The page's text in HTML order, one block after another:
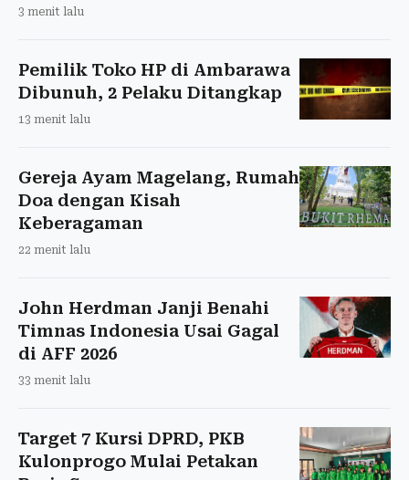
3 menit lalu
Pemilik Toko HP di Ambarawa
Dibunuh, 2 Pelaku Ditangkap
13 menit lalu
Gereja Ayam Magelang, Rumah
Doa dengan Kisah
Keberagaman
22 menit lalu
John Herdman Janji Benahi
Timnas Indonesia Usai Gagal
di AFF 2026
33 menit lalu
Target 7 Kursi DPRD, PKB
Kulonprogo Mulai Petakan